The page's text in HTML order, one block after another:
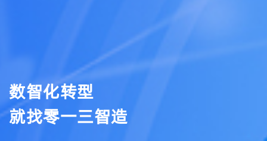
数智化转型
就找零一三智造